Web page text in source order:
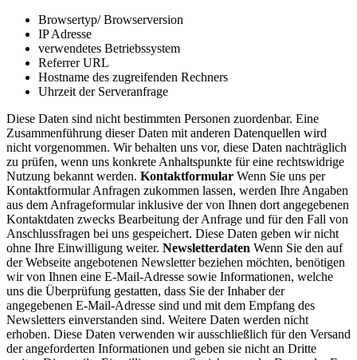
Browsertyp/ Browserversion
IP Adresse
verwendetes Betriebssystem
Referrer URL
Hostname des zugreifenden Rechners
Uhrzeit der Serveranfrage
Diese Daten sind nicht bestimmten Personen zuordenbar. Eine
Zusammenführung dieser Daten mit anderen Datenquellen wird
nicht vorgenommen. Wir behalten uns vor, diese Daten nachträglich
zu prüfen, wenn uns konkrete Anhaltspunkte für eine rechtswidrige
Nutzung bekannt werden. Kontaktformular Wenn Sie uns per
Kontaktformular Anfragen zukommen lassen, werden Ihre Angaben
aus dem Anfrageformular inklusive der von Ihnen dort angegebenen
Kontaktdaten zwecks Bearbeitung der Anfrage und für den Fall von
Anschlussfragen bei uns gespeichert. Diese Daten geben wir nicht
ohne Ihre Einwilligung weiter. Newsletterdaten Wenn Sie den auf
der Webseite angebotenen Newsletter beziehen möchten, benötigen
wir von Ihnen eine E-Mail-Adresse sowie Informationen, welche
uns die Überprüfung gestatten, dass Sie der Inhaber der
angegebenen E-Mail-Adresse sind und mit dem Empfang des
Newsletters einverstanden sind. Weitere Daten werden nicht
erhoben. Diese Daten verwenden wir ausschließlich für den Versand
der angeforderten Informationen und geben sie nicht an Dritte